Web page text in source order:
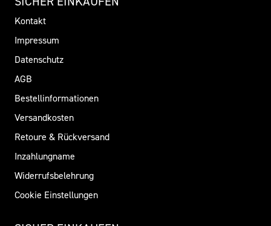
Kontakt
Impressum
Datenschutz
AGB
Bestellinformationen
Versandkosten
Retoure & Rückversand
Inzahlungname
Widerrufsbelehrung
Cookie Einstellungen